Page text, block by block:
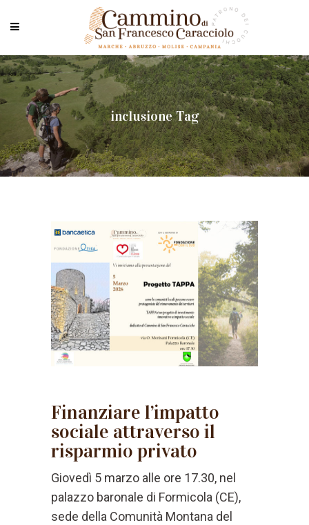
inclusione Tag
Finanziare l’impatto
sociale attraverso il
risparmio privato
Giovedì 5 marzo alle ore 17.30, nel
palazzo baronale di Formicola (CE),
sede della Comunità Montana del